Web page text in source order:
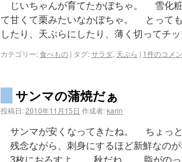
じいちゃんが育てたかぼちゃ。 雪化
て甘くて栗みたいなかぼちゃ。 とって
したり、天ぷらにしたり、薄く切ってチ
カテゴリー:食べもの | タグ:サラダ, 天ぷら | 1件のコメ
サンマの蒲焼だぁ
投稿日:2010年11月15日 作成者:karin
サンマが安くなってきたね。 ちょっと
残念ながら、刺身にするほど新鮮なのが
3枚におろすよ。 秋だね。 脂がの